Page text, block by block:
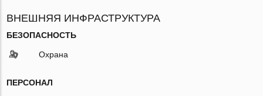
ВНЕШНЯЯ ИНФРАСТРУКТУРА
БЕЗОПАСНОСТЬ
Охрана
ПЕРСОНАЛ